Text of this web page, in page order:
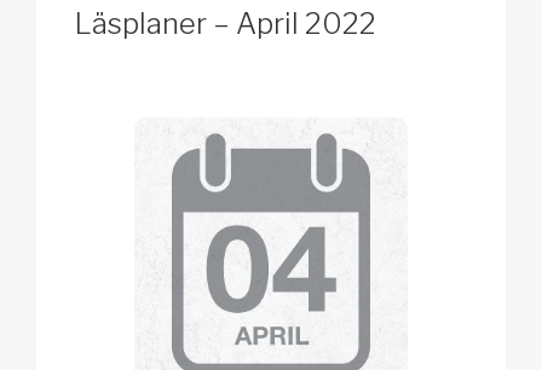
Läsplaner – April 2022